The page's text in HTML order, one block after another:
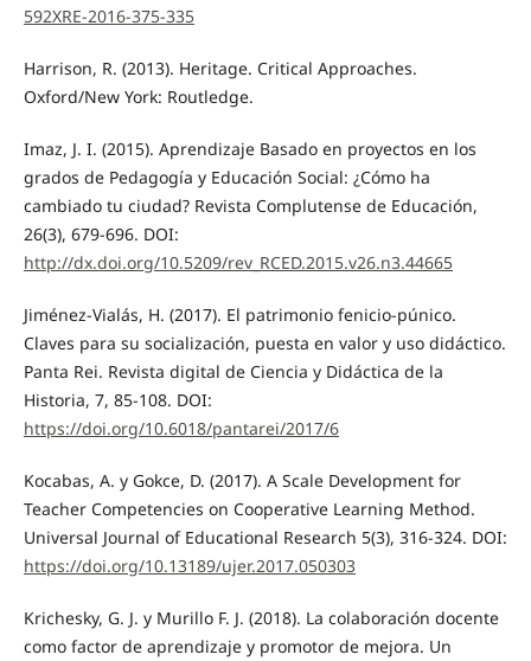
592XRE-2016-375-335
Harrison, R. (2013). Heritage. Critical Approaches.
Oxford/New York: Routledge.
Imaz, J. I. (2015). Aprendizaje Basado en proyectos en los
grados de Pedagogía y Educación Social: ¿Cómo ha
cambiado tu ciudad? Revista Complutense de Educación,
26(3), 679-696. DOI:
http://dx.doi.org/10.5209/rev_RCED.2015.v26.n3.44665
Jiménez-Vialás, H. (2017). El patrimonio fenicio-púnico.
Claves para su socialización, puesta en valor y uso didáctico.
Panta Rei. Revista digital de Ciencia y Didáctica de la
Historia, 7, 85-108. DOI:
https://doi.org/10.6018/pantarei/2017/6
Kocabas, A. y Gokce, D. (2017). A Scale Development for
Teacher Competencies on Cooperative Learning Method.
Universal Journal of Educational Research 5(3), 316-324. DOI:
https://doi.org/10.13189/ujer.2017.050303
Krichesky, G. J. y Murillo F. J. (2018). La colaboración docente
como factor de aprendizaje y promotor de mejora. Un